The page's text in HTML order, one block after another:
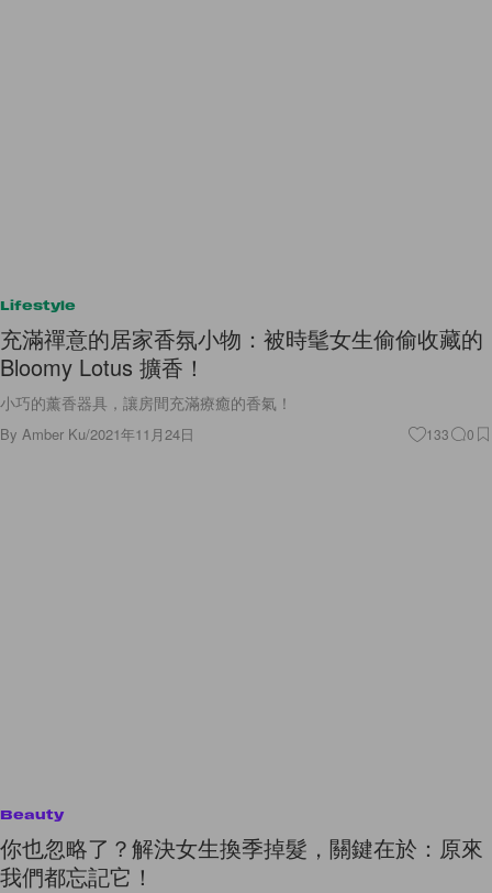
Lifestyle
充滿禪意的居家香氛小物：被時髦女生偷偷收藏的
Bloomy Lotus 擴香！
小巧的薰香器具，讓房間充滿療癒的香氣！
By Amber Ku/2021年11月24日 133 0
Beauty
你也忽略了？解決女生換季掉髮，關鍵在於：原來
我們都忘記它！